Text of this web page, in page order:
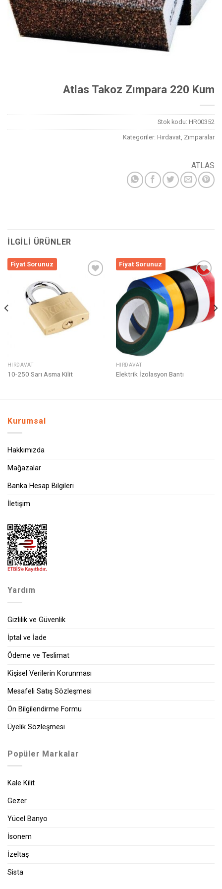
Atlas Takoz Zımpara 220 Kum
Stok kodu: HR00352
Kategoriler: Hırdavat, Zımparalar
ATLAS
İLGILI ÜRÜNLER
Fiyat Sorunuz
HIRDAVAT
10-250 Sarı Asma Kilit
Fiyat Sorunuz
Listeme
Ekle
HIRDAVAT
Elektrik İzolasyon Bantı
Kurumsal
Hakkımızda
Mağazalar
Banka Hesap Bilgileri
İletişim
Yardım
Gizlilik ve Güvenlik
İptal ve İade
Ödeme ve Teslimat
Kişisel Verilerin Korunması
Mesafeli Satış Sözleşmesi
Ön Bilgilendirme Formu
Üyelik Sözleşmesi
Popüler Markalar
Kale Kilit
Gezer
Yücel Banyo
İsonem
İzeltaş
Sista